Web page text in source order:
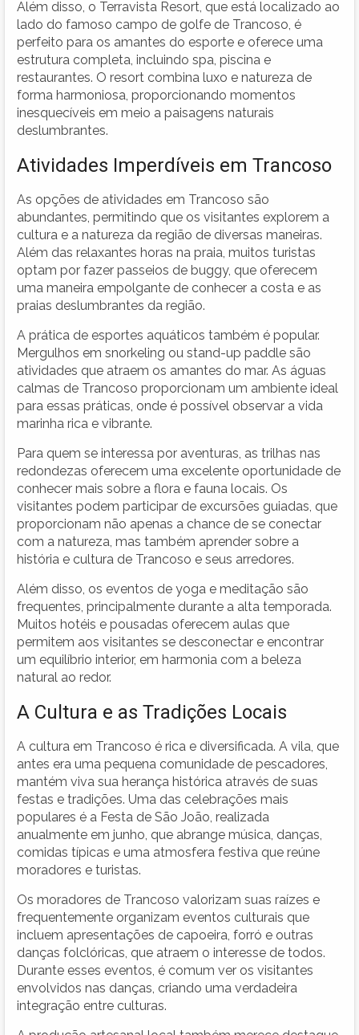
Além disso, o Terravista Resort, que está localizado ao
lado do famoso campo de golfe de Trancoso, é
perfeito para os amantes do esporte e oferece uma
estrutura completa, incluindo spa, piscina e
restaurantes. O resort combina luxo e natureza de
forma harmoniosa, proporcionando momentos
inesquecíveis em meio a paisagens naturais
deslumbrantes.
Atividades Imperdíveis em Trancoso
As opções de atividades em Trancoso são
abundantes, permitindo que os visitantes explorem a
cultura e a natureza da região de diversas maneiras.
Além das relaxantes horas na praia, muitos turistas
optam por fazer passeios de buggy, que oferecem
uma maneira empolgante de conhecer a costa e as
praias deslumbrantes da região.
A prática de esportes aquáticos também é popular.
Mergulhos em snorkeling ou stand-up paddle são
atividades que atraem os amantes do mar. As águas
calmas de Trancoso proporcionam um ambiente ideal
para essas práticas, onde é possível observar a vida
marinha rica e vibrante.
Para quem se interessa por aventuras, as trilhas nas
redondezas oferecem uma excelente oportunidade de
conhecer mais sobre a flora e fauna locais. Os
visitantes podem participar de excursões guiadas, que
proporcionam não apenas a chance de se conectar
com a natureza, mas também aprender sobre a
história e cultura de Trancoso e seus arredores.
Além disso, os eventos de yoga e meditação são
frequentes, principalmente durante a alta temporada.
Muitos hotéis e pousadas oferecem aulas que
permitem aos visitantes se desconectar e encontrar
um equilíbrio interior, em harmonia com a beleza
natural ao redor.
A Cultura e as Tradições Locais
A cultura em Trancoso é rica e diversificada. A vila, que
antes era uma pequena comunidade de pescadores,
mantém viva sua herança histórica através de suas
festas e tradições. Uma das celebrações mais
populares é a Festa de São João, realizada
anualmente em junho, que abrange música, danças,
comidas típicas e uma atmosfera festiva que reúne
moradores e turistas.
Os moradores de Trancoso valorizam suas raízes e
frequentemente organizam eventos culturais que
incluem apresentações de capoeira, forró e outras
danças folclóricas, que atraem o interesse de todos.
Durante esses eventos, é comum ver os visitantes
envolvidos nas danças, criando uma verdadeira
integração entre culturas.